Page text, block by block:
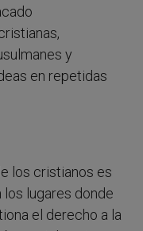
y
en repetidas
los cristianos es
los lugares donde
el derecho a la